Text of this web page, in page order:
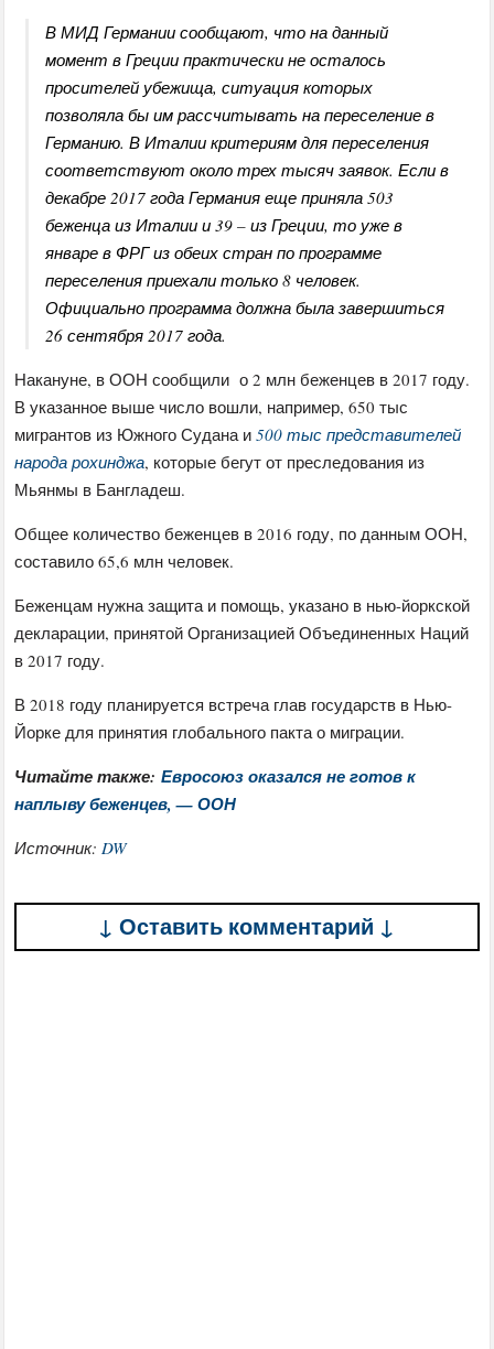
В МИД Германии сообщают, что на данный
момент в Греции практически не осталось
просителей убежища, ситуация которых
позволяла бы им рассчитывать на переселение в
Германию. В Италии критериям для переселения
соответствуют около трех тысяч заявок. Если в
декабре 2017 года Германия еще приняла 503
беженца из Италии и 39 – из Греции, то уже в
январе в ФРГ из обеих стран по программе
переселения приехали только 8 человек.
Официально программа должна была завершиться
26 сентября 2017 года.
Накануне, в ООН сообщили о 2 млн беженцев в 2017 году.
В указанное выше число вошли, например, 650 тыс
мигрантов из Южного Судана и500 тыс представителей
народа рохинджа, которые бегут от преследования из
Мьянмы в Бангладеш.
Общее количество беженцев в 2016 году, по данным ООН,
составило 65,6 млн человек.
Беженцам нужна защита и помощь, указано в нью-йоркской
декларации, принятой Организацией Объединенных Наций
в 2017 году.
В 2018 году планируется встреча глав государств в Нью-
Йорке для принятия глобального пакта о миграции.
Читайте также:Евросоюз оказался не готов к
наплыву беженцев, — ООН
Источник: DW
↓ Оставить комментарий ↓